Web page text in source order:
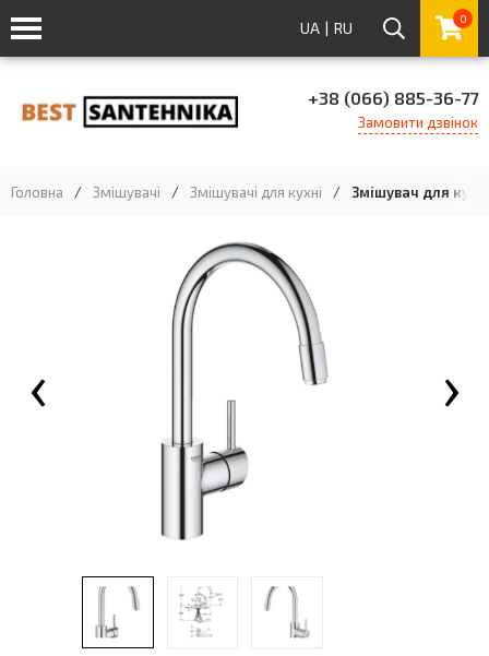
UA | RU 0
+38 (066) 885-36-77
Замовити дзвінок
Головна / Змішувачі / Змішувачі для кухні / Змішувач для
‹ ›